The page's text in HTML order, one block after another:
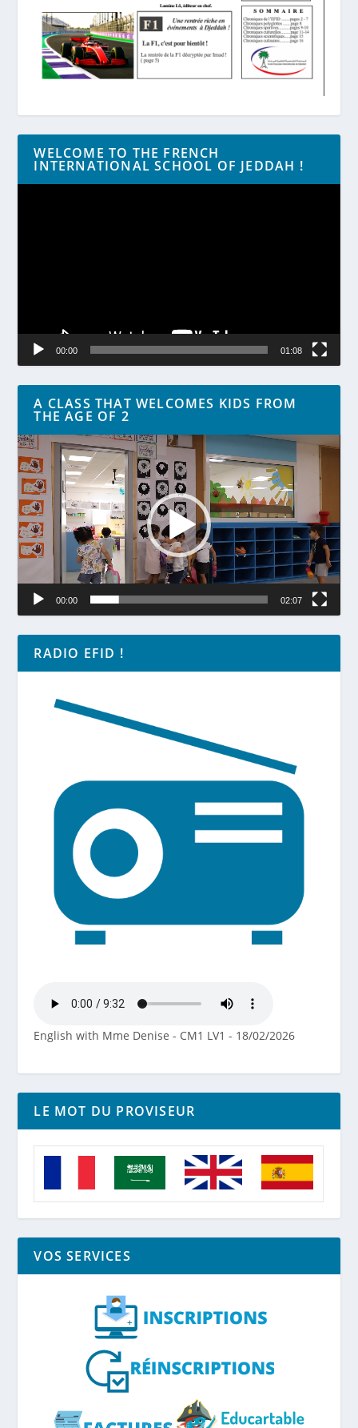
WELCOME TO THE FRENCH
INTERNATIONAL SCHOOL OF JEDDAH !
Lecteur
00:00 01:08
A CLASS THAT WELCOMES KIDS FROM
THE AGE OF 2
Lecteur
vidéo
00:00 02:07
RADIO EFID !
English with Mme Denise - CM1 LV1 - 18/02/2026
LE MOT DU PROVISEUR
VOS SERVICES